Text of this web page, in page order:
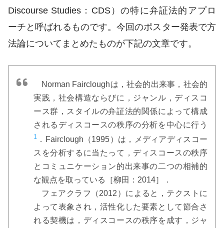
Discourse Studies：CDS）の特に弁証法的アプロ
ーチと呼ばれるものです。今回のポスター発表で方
法論についてまとめたものが下記の文章です。
Norman Faircloughは，社会的出来事，社会的
実践，社会構造ならびに，ジャンル，ディスコ
ース群，スタイルの弁証法的関係によって構成
されるディスコースの秩序の分析を中心に行う
1 ．Fairclough（1995）は，メディアディスコー
スを分析するに当たって，ディスコースの秩序
とコミュニケーション的出来事の二つの相補的
な観点を取っている［柳田：2014］．
フェアクラフ（2012）によると，テクストに
よって表象され，活性化した要素として節合さ
れる契機は，ディスコースの秩序を成す，ジャ